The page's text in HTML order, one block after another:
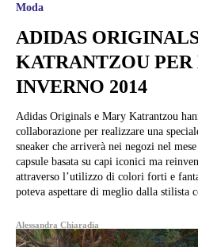
Moda
ADIDAS
KATRANTZOU PER
INVERNO 2014
Adidas Originals e Mary Katrantzou
collaborazione per realizzare una
sneaker che arriverà nei negozi nel
capsule basata su capi iconici ma
attraverso l’utilizzo di colori forti e
poteva aspettare di meglio dalla stilista
Alessandra Chiaradia